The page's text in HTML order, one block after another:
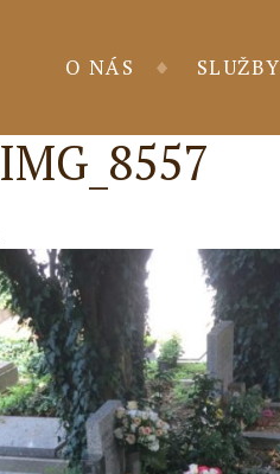
O NÁS SLUŽBY
IMG_8557